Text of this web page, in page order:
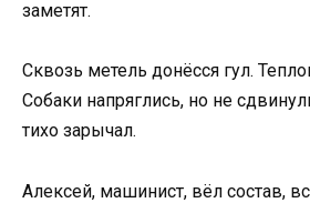
заметят.
Сквозь метель донёсся гул.
Собаки напряглись, но не
тихо зарычал.
Алексей, машинист, вёл состав,